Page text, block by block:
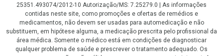
25351.493074/2012-10 Autorização/MS: 7.25279.0 | As informações
contidas neste site, como promoções e ofertas de remédios e
medicamentos, não devem ser usadas para automedicação e não
substituem, em hipótese alguma, a medicação prescrita pelo profissional da
área médica. Somente o médico está em condições de diagnosticar
qualquer problema de saúde e prescrever o tratamento adequado. Os